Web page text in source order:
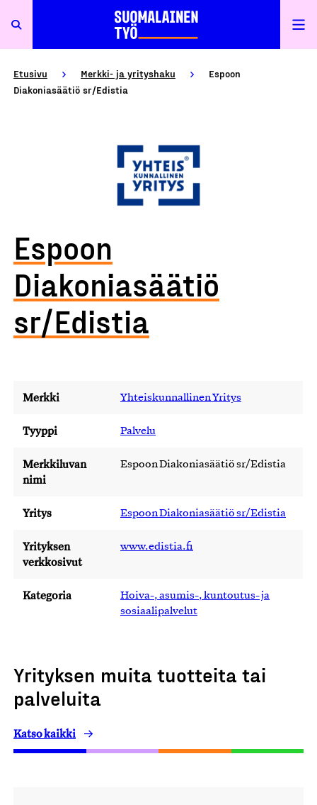
Etusivu Merkki- ja yrityshaku
Espoon
Diakoniasäätiö sr/Edistia
Espoon
Diakoniasäätiö
sr/Edistia
Merkki Yhteiskunnallinen Yritys
Tyyppi Palvelu
Merkkiluvan
nimi
Espoon Diakoniasäätiö sr/Edistia
Yritys Espoon Diakoniasäätiö sr/Edistia
Yrityksen
verkkosivut
www.edistia.fi
Kategoria
Hoiva-, asumis-, kuntoutus- ja
sosiaalipalvelut
Yrityksen muita tuotteita tai
palveluita
Katso kaikki